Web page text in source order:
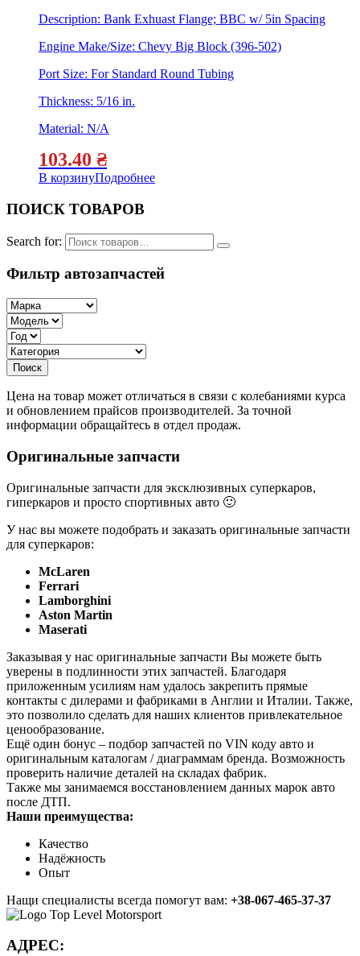
Description: Bank Exhuast Flange; BBC w/ 5in Spacing
Engine Make/Size: Chevy Big Block (396-502)
Port Size: For Standard Round Tubing
Thickness: 5/16 in.
Material: N/A
103.40 ₴
В корзинуПодробнее
ПОИСК ТОВАРОВ
Search for:
Фильтр автозапчастей
Цена на товар может отличаться в связи с колебаниями курса
и обновлением прайсов производителей. За точной
информации обращайтесь в отдел продаж.
Оригинальные запчасти
Оригинальные запчасти для эксклюзивных суперкаров,
гиперкаров и просто спортивных авто 🙂
У нас вы можете подобрать и заказать оригинальные запчасти
для суперкаров:
McLaren
Ferrari
Lamborghini
Aston Martin
Maserati
Заказывая у нас оригинальные запчасти Вы можете быть
уверены в подлинности этих запчастей. Благодаря
приложенным усилиям нам удалось закрепить прямые
контакты с дилерами и фабриками в Англии и Италии. Также,
это позволило сделать для наших клиентов привлекательное
ценообразование.
Ещё один бонус – подбор запчастей по VIN коду авто и
оригинальным каталогам / диаграммам бренда. Возможность
проверить наличие деталей на складах фабрик.
Также мы занимаемся восстановлением данных марок авто
после ДТП.
Наши преимущества:
Качество
Надёжность
Опыт
Нащи специалисты всегда помогут вам: +38-067-465-37-37
АДРЕС: